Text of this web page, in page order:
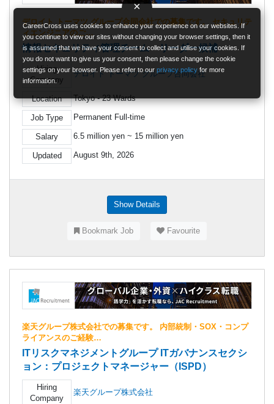
×
CareerCross uses cookies to enhance your experience on our websites. If
you continue to view our sites without changing your browser settings, then it
is assumed that we have your consent to collect and utilise your cookies. If
you do not want to give us your consent, then please change the cookie
settings on your browser. Please refer to ourprivacy policyfor more
information.
デロイト トーマツ グループ合同会社での募集です。 セキュリテ
ィエンジニアのご…
情報セキュリティ管理チーム リーダー候補
Hiring
Company
デロイト トーマツ グループ合同会社
Location Tokyo - 23 Wards
Job Type Permanent Full-time
Salary 6.5 million yen ~ 15 million yen
Updated August 9th, 2026
Show Details
Bookmark Job Favourite
楽天グループ株式会社での募集です。 内部統制・SOX・コンプ
ライアンスのご経験…
ITリスクマネジメントグループ ITガバナンスセクシ
ョン：プロジェクトマネージャー（ISPD）
Hiring
Company
楽天グループ株式会社